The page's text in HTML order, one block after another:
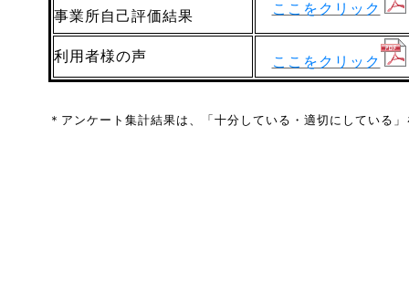
事業所自己評価結果
ここをクリック
利用者様の声 ここをクリック
＊アンケート集計結果は、「十分している・適切にしている